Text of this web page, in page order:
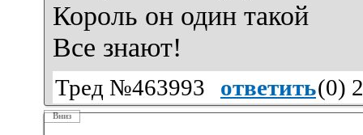
Король он один такой
Все знают!
Тред №463993 ответить(0)
Вниз